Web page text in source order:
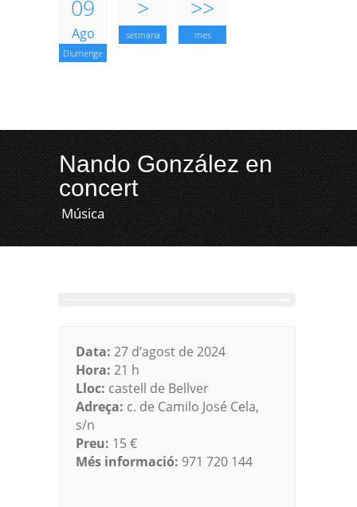
09
Ago
Diumenge
>
setmana
>>
mes
Nando González en
concert
Música
Data: 27 d’agost de 2024
Hora: 21 h
Lloc: castell de Bellver
Adreça: c. de Camilo José Cela,
s/n
Preu: 15 €
Més informació: 971 720 144